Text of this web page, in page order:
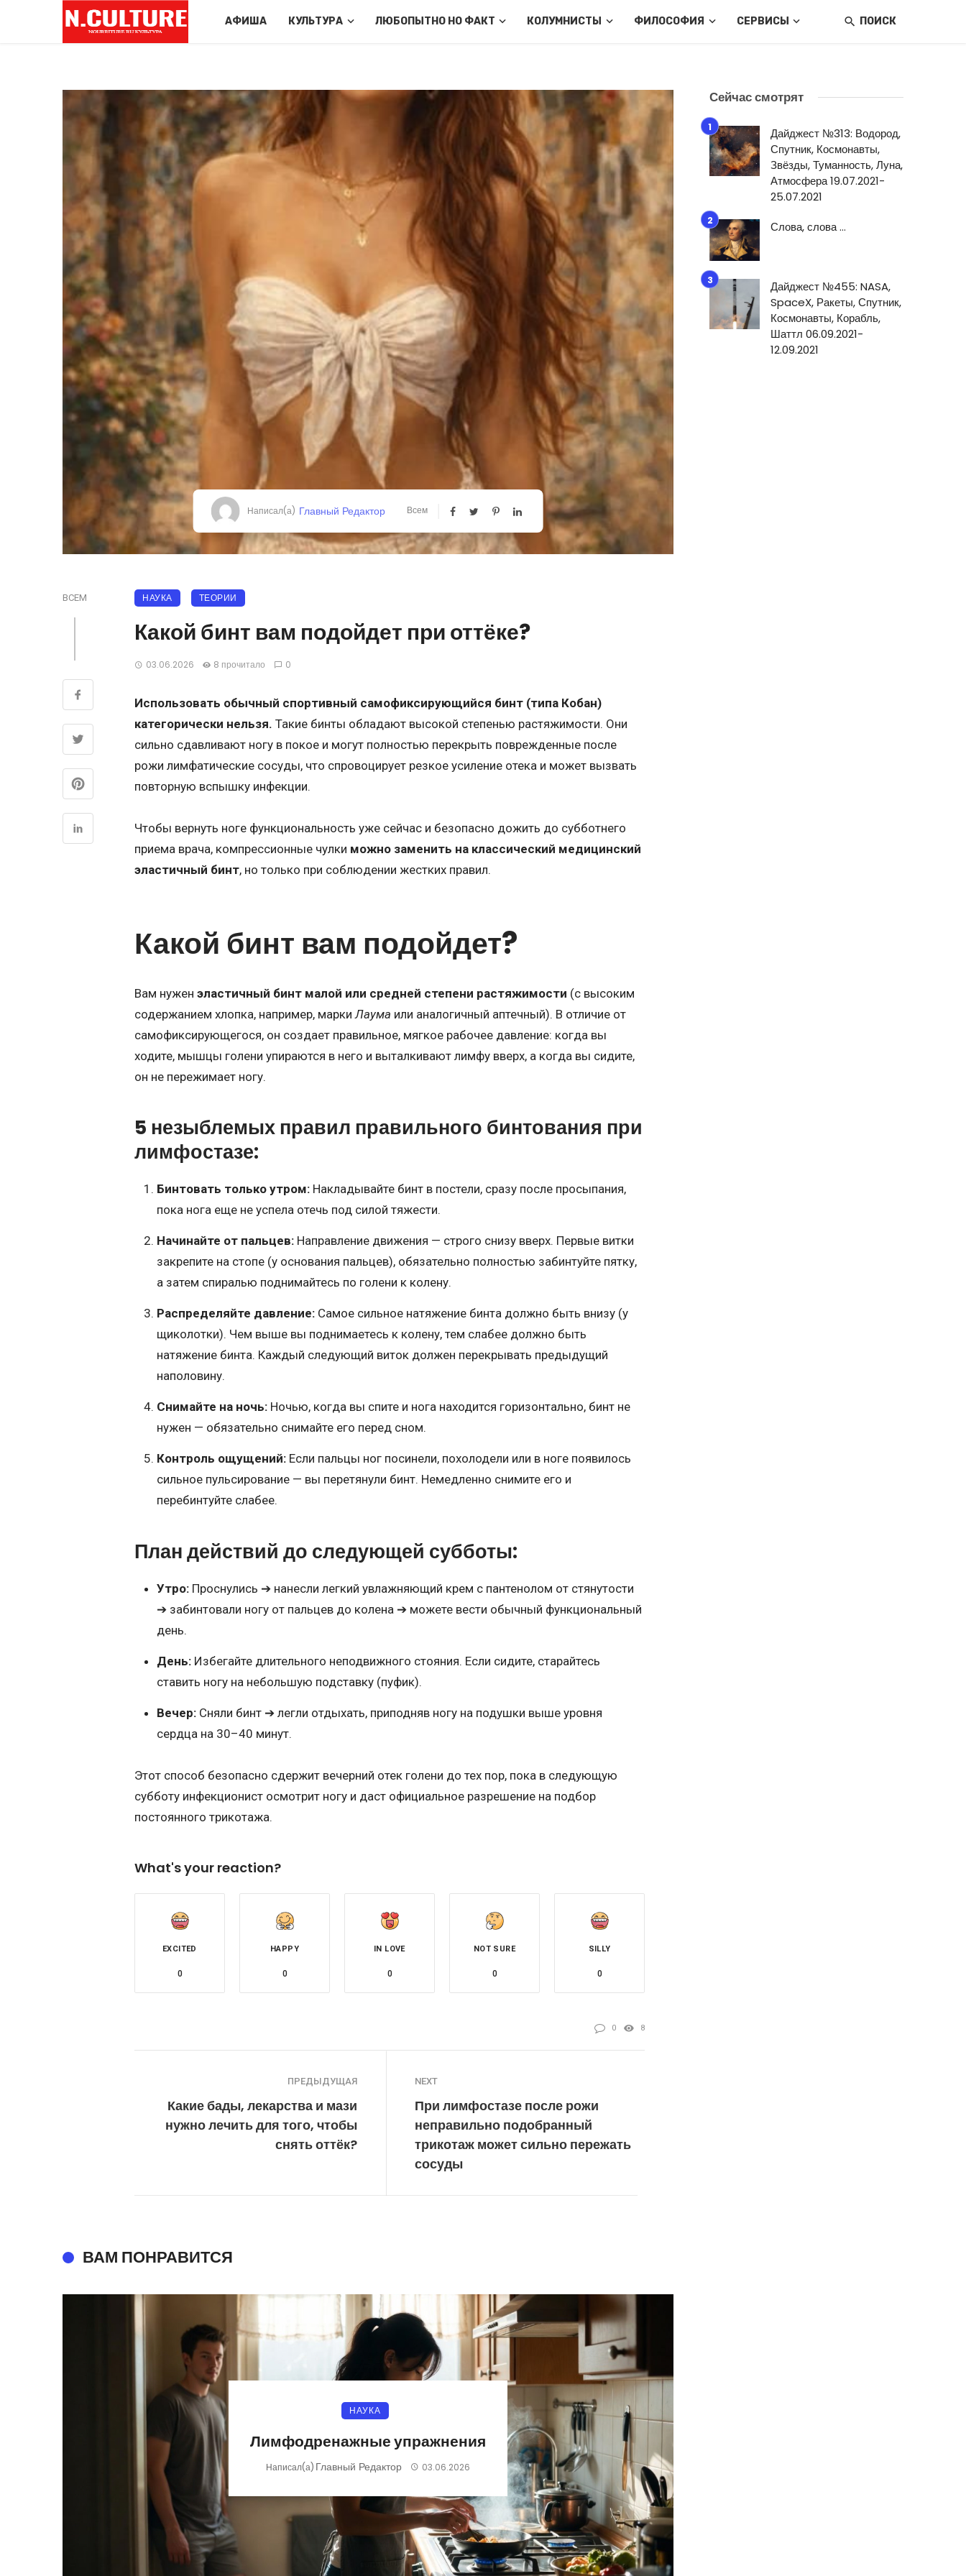
АФИША КУЛЬТУРА ЛЮБОПЫТНО НО ФАКТ КОЛУМНИСТЫ ФИЛОСОФИЯ СЕРВИСЫ ПОИСК
Написал(а) Главный Редактор Всем
ВСЕМ НАУКА ТЕОРИИ
Какой бинт вам подойдет при оттёке?
03.06.2026 8 прочитало 0
Использовать обычный спортивный самофиксирующийся бинт (типа Кобан)
категорически нельзя. Такие бинты обладают высокой степенью растяжимости. Они
сильно сдавливают ногу в покое и могут полностью перекрыть поврежденные после
рожи лимфатические сосуды, что спровоцирует резкое усиление отека и может вызвать
повторную вспышку инфекции.
Чтобы вернуть ноге функциональность уже сейчас и безопасно дожить до субботнего
приема врача, компрессионные чулки можно заменить на классический медицинский
эластичный бинт, но только при соблюдении жестких правил.
Какой бинт вам подойдет?
Вам нужен эластичный бинт малой или средней степени растяжимости (с высоким
содержанием хлопка, например, марки Лаума или аналогичный аптечный). В отличие от
самофиксирующегося, он создает правильное, мягкое рабочее давление: когда вы
ходите, мышцы голени упираются в него и выталкивают лимфу вверх, а когда вы сидите,
он не пережимает ногу.
5 незыблемых правил правильного бинтования при
лимфостазе:
Бинтовать только утром:Накладывайте бинт в постели, сразу после просыпания,
пока нога еще не успела отечь под силой тяжести.
Начинайте от пальцев:Направление движения — строго снизу вверх. Первые витки
закрепите на стопе (у основания пальцев), обязательно полностью забинтуйте пятку,
а затем спиралью поднимайтесь по голени к колену.
Распределяйте давление:Самое сильное натяжение бинта должно быть внизу (у
щиколотки). Чем выше вы поднимаетесь к колену, тем слабее должно быть
натяжение бинта. Каждый следующий виток должен перекрывать предыдущий
наполовину.
Снимайте на ночь:Ночью, когда вы спите и нога находится горизонтально, бинт не
нужен — обязательно снимайте его перед сном.
Контроль ощущений:Если пальцы ног посинели, похолодели или в ноге появилось
сильное пульсирование — вы перетянули бинт. Немедленно снимите его и
перебинтуйте слабее.
План действий до следующей субботы:
Утро:Проснулись ➔ нанесли легкий увлажняющий крем с пантенолом от стянутости
➔ забинтовали ногу от пальцев до колена ➔ можете вести обычный функциональный
день.
День:Избегайте длительного неподвижного стояния. Если сидите, старайтесь
ставить ногу на небольшую подставку (пуфик).
Вечер:Сняли бинт ➔ легли отдыхать, приподняв ногу на подушки выше уровня
сердца на 30–40 минут.
Этот способ безопасно сдержит вечерний отек голени до тех пор, пока в следующую
субботу инфекционист осмотрит ногу и даст официальное разрешение на подбор
постоянного трикотажа.
What's your reaction?
EXCITED
0
HAPPY
0
IN LOVE
0
NOT SURE
0
SILLY
0
0 8
ПРЕДЫДУЩАЯ
Какие бады, лекарства и мази
нужно лечить для того, чтобы
снять оттёк?
NEXT
При лимфостазе после рожи
неправильно подобранный
трикотаж может сильно пережать
сосуды
ВАМ ПОНРАВИТСЯ
НАУКА
Лимфодренажные упражнения
Написал(а) Главный Редактор 03.06.2026
Сейчас смотрят
Дайджест №313: Водород,
Спутник, Космонавты,
Звёзды, Туманность, Луна,
Атмосфера 19.07.2021-
25.07.2021
Слова, слова …
Дайджест №455: NASA,
SpaceX, Ракеты, Спутник,
Космонавты, Корабль,
Шаттл 06.09.2021-
12.09.2021